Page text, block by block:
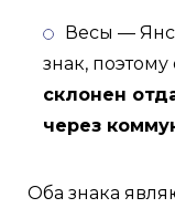
Весы —
знак, поэтому
склонен
через
Оба знака